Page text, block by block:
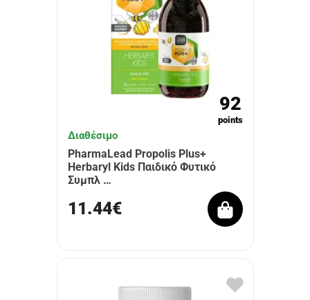
92
points
Διαθέσιμο
PharmaLead Propolis Plus+
Herbaryl Kids Παιδικό Φυτικό
Συμπλ …
11.44€